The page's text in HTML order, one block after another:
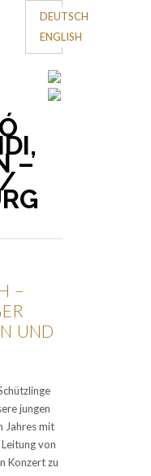
DEUTSCH
ENGLISH
–
UND
jungen
Jahres mit
von
Konzert zu